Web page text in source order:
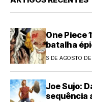
One Piece
batalha
6 DE AGOSTO
Joe Sujo:
sequência